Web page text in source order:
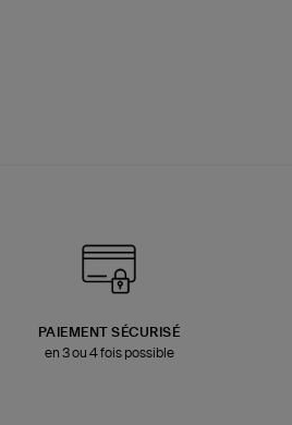
PAIEMENT SÉCURISÉ
en 3 ou 4 fois possible